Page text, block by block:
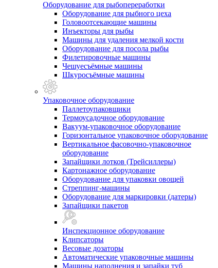
Оборудование для рыбопереработки
Оборудование для рыбного цеха
Головоотсекающие машины
Инъекторы для рыбы
Машины для удаления мелкой кости
Оборудование для посола рыбы
Филетировочные машины
Чешуесъёмные машины
Шкуросъёмные машины
Упаковочное оборудование
Паллетоупаковщики
Термоусадочное оборудование
Вакуум-упаковочное оборудование
Горизонтальное упаковочное оборудование
Вертикальное фасовочно-упаковочное
оборудование
Запайщики лотков (Трейсиллеры)
Картонажное оборудование
Оборудование для упаковки овощей
Стреппинг-машины
Оборудование для маркировки (датеры)
Запайщики пакетов
Инспекционное оборудование
Клипсаторы
Весовые дозаторы
Автоматические упаковочные машины
Машины наполнения и запайки туб